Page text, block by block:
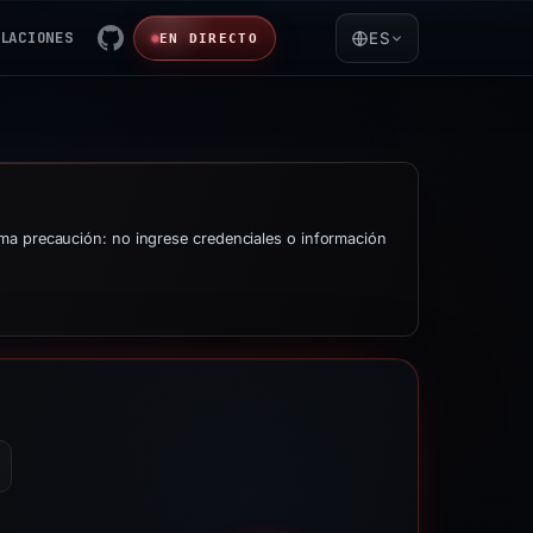
EN DIRECTO ES
precaución: no ingrese credenciales o información